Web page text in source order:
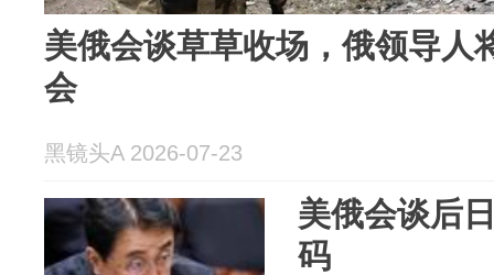
美俄会谈草草收场，俄领导人
会
黑镜头A 2026-07-23
美俄会谈后
码